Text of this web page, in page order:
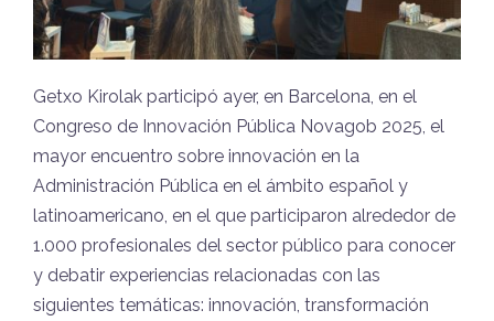
Getxo Kirolak participó ayer, en Barcelona, en el
Congreso de Innovación Pública Novagob 2025, el
mayor encuentro sobre innovación en la
Administración Pública en el ámbito español y
latinoamericano, en el que participaron alrededor de
1.000 profesionales del sector público para conocer
y debatir experiencias relacionadas con las
siguientes temáticas: innovación, transformación